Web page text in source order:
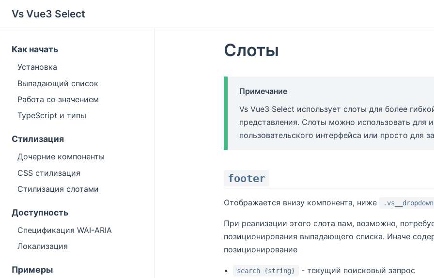
Vs Vue3 Select
Как начать
Установка
Выпадающий список
Работа со значением
TypeScript и типы
Стилизация
Дочерние компоненты
CSS стилизация
Стилизация слотами
Доступность
Спецификация WAI-ARIA
Локализация
Примеры
Слоты
Примечание
Vs Vue3 Select использует слоты для более
представления. Слоты можно использовать для
пользовательского интерфейса или просто для
footer
Отображается внизу компонента, ниже
При реализации этого слота вам, возможно,
позиционирования выпадающего списка. Иначе
позиционирование
search {string} - текущий поисковый запрос